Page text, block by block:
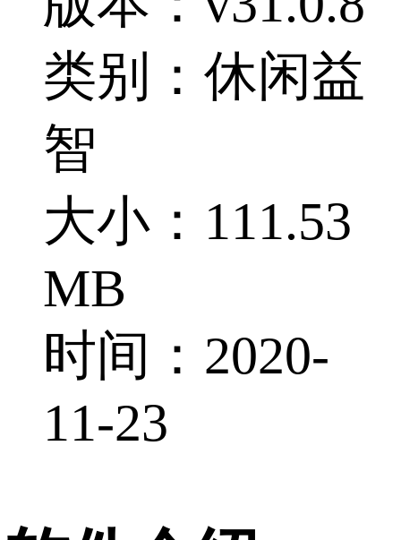
类别：休闲益
智
大小：111.53
MB
时间：2020-
11-23